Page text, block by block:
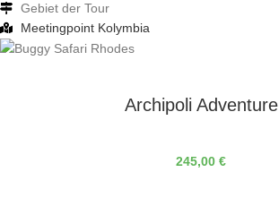
Gebiet der Tour
Meetingpoint Kolymbia
Archipoli Adventure
245,00 €